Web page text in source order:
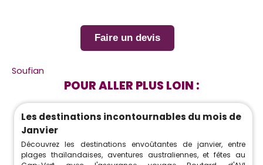
Faire un devis
Soufian
POUR ALLER PLUS LOIN :
Les destinations incontournables du mois de
Janvier
Découvrez les destinations envoûtantes de janvier, entre
plages thaïlandaises, aventures australiennes, et fêtes au